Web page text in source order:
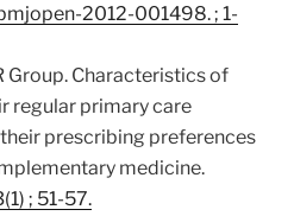
2012-001498. ; 1-
Group. Characteristics of
regular primary care
prescribing preferences
medicine.
; 51-57.